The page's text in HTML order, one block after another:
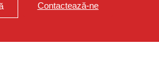
Contactează-ne